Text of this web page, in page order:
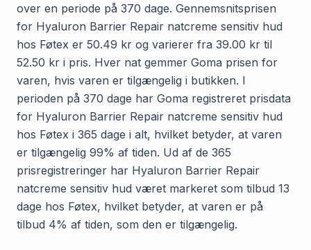
over en periode på 370 dage. Gennemsnitsprisen
for Hyaluron Barrier Repair natcreme sensitiv hud
hos Føtex er 50.49 kr og varierer fra 39.00 kr til
52.50 kr i pris. Hver nat gemmer Goma prisen for
varen, hvis varen er tilgængelig i butikken. I
perioden på 370 dage har Goma registreret prisdata
for Hyaluron Barrier Repair natcreme sensitiv hud
hos Føtex i 365 dage i alt, hvilket betyder, at varen
er tilgængelig 99% af tiden. Ud af de 365
prisregistreringer har Hyaluron Barrier Repair
natcreme sensitiv hud været markeret som tilbud 13
dage hos Føtex, hvilket betyder, at varen er på
tilbud 4% af tiden, som den er tilgængelig.